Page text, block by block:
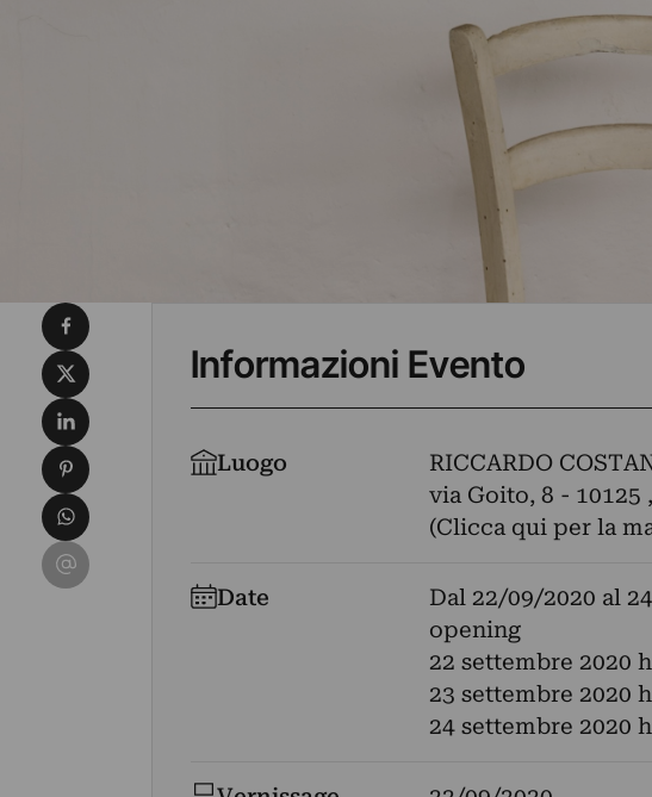
Informazioni Evento
Luogo
RICCARDO
via Goito, 8 - 10125
(Clicca qui per la
Date Dal 22/09/2020 al
opening
22 settembre 2020
23 settembre 2020
24 settembre 2020
Condividi su Facebook
Condividi su X
Condividi su LinkedIn
Condividi su Pinterest
Condividi su WhatsApp
Condividi su Email